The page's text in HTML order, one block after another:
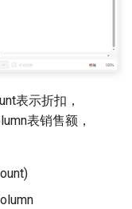
表示折扣，
表销售额，